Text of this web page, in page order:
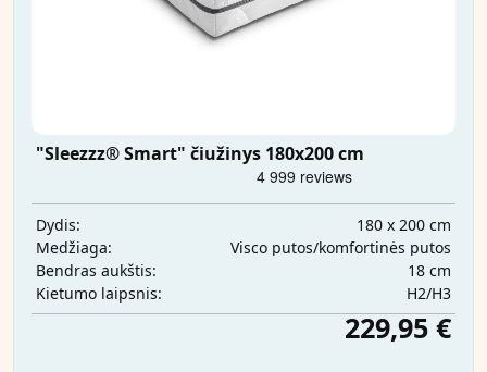
"Sleezzz® Smart" čiužinys 180x200 cm
Dydis:
180 x 200 cm
Medžiaga:
Visco putos/komfortinės putos
Bendras aukštis:
18 cm
Kietumo laipsnis:
H2/H3
229,95 €